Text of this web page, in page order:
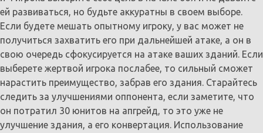
ей развиваться, но будьте аккуратны в своем выборе.
Если будете мешать опытному игроку, у вас может не
получиться захватить его при дальнейшей атаке, а он в
свою очередь сфокусируется на атаке ваших зданий. Если
выберете жертвой игрока послабее, то сильный сможет
нарастить преимущество, забрав его здания. Старайтесь
следить за улучшениями оппонента, если заметите, что
он потратил 30 юнитов на апгрейд, то это уже не
улучшение здания, а его конвертация. Использование